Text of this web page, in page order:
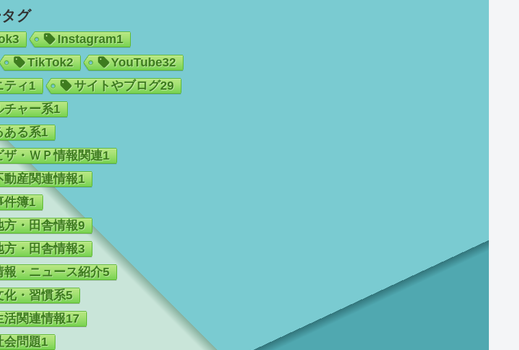
グ
3 Instagram1
TikTok2 YouTube32
ティ1 サイトやブログ29
チャー系1
ある系1
ザ・ＷＰ情報関連1
動産関連情報1
件簿1
方・田舎情報9
方・田舎情報3
報・ニュース紹介5
化・習慣系5
活関連情報17
会問題1